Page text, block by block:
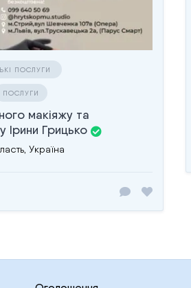
ПОСЛУГИ
ПОСЛУГИ
макіяжу та
Ірини Грицько
Україна